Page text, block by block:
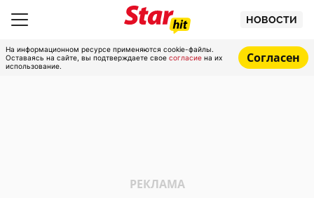
НОВОСТИ
На информационном ресурсе применяются cookie-файлы.
Оставаясь на сайте, вы подтверждаете свое согласие на их
использование.
Согласен